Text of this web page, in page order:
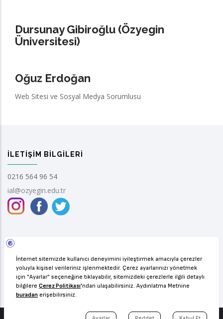
Dursunay Gibiroğlu (Özyegin
Üniversitesi)
Oğuz Erdoğan
Web Sitesi ve Sosyal Medya Sorumlusu
İLETIŞIM BILGILERI
0216 564 96 54
ial@ozyegin.edu.tr